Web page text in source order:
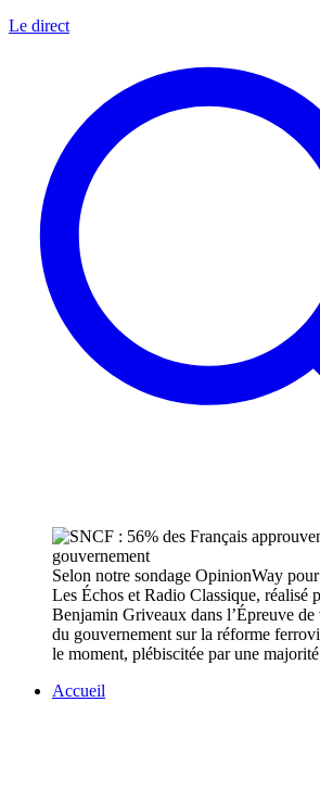
Le direct
Selon notre sondage OpinionWay
Les Échos et Radio Classique, réalisé
Benjamin Griveaux dans l’Épreuve de
du gouvernement sur la réforme
le moment, plébiscitée par une
Accueil